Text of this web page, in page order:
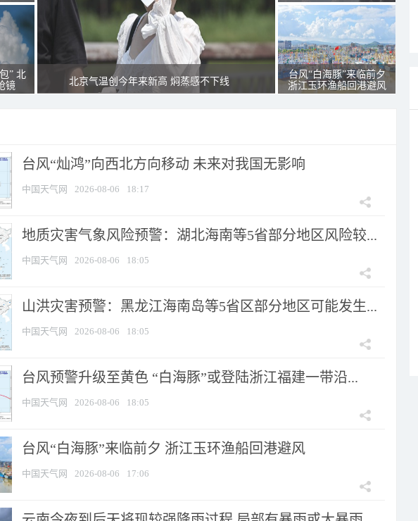
” 北
镜
北京气温创今年来新高 焖蒸感不下线
台风“白海豚”来临前夕
浙江玉环渔船回港避风
台风“灿鸿”向西北方向移动 未来对我国无影响
中国天气网 2026-08-06 18:17
地质灾害气象风险预警：湖北海南等5省部分地区风险较...
中国天气网 2026-08-06 18:05
山洪灾害预警：黑龙江海南岛等5省区部分地区可能发生...
中国天气网 2026-08-06 18:05
台风预警升级至黄色 “白海豚”或登陆浙江福建一带沿...
中国天气网 2026-08-06 18:05
台风“白海豚”来临前夕 浙江玉环渔船回港避风
中国天气网 2026-08-06 17:06